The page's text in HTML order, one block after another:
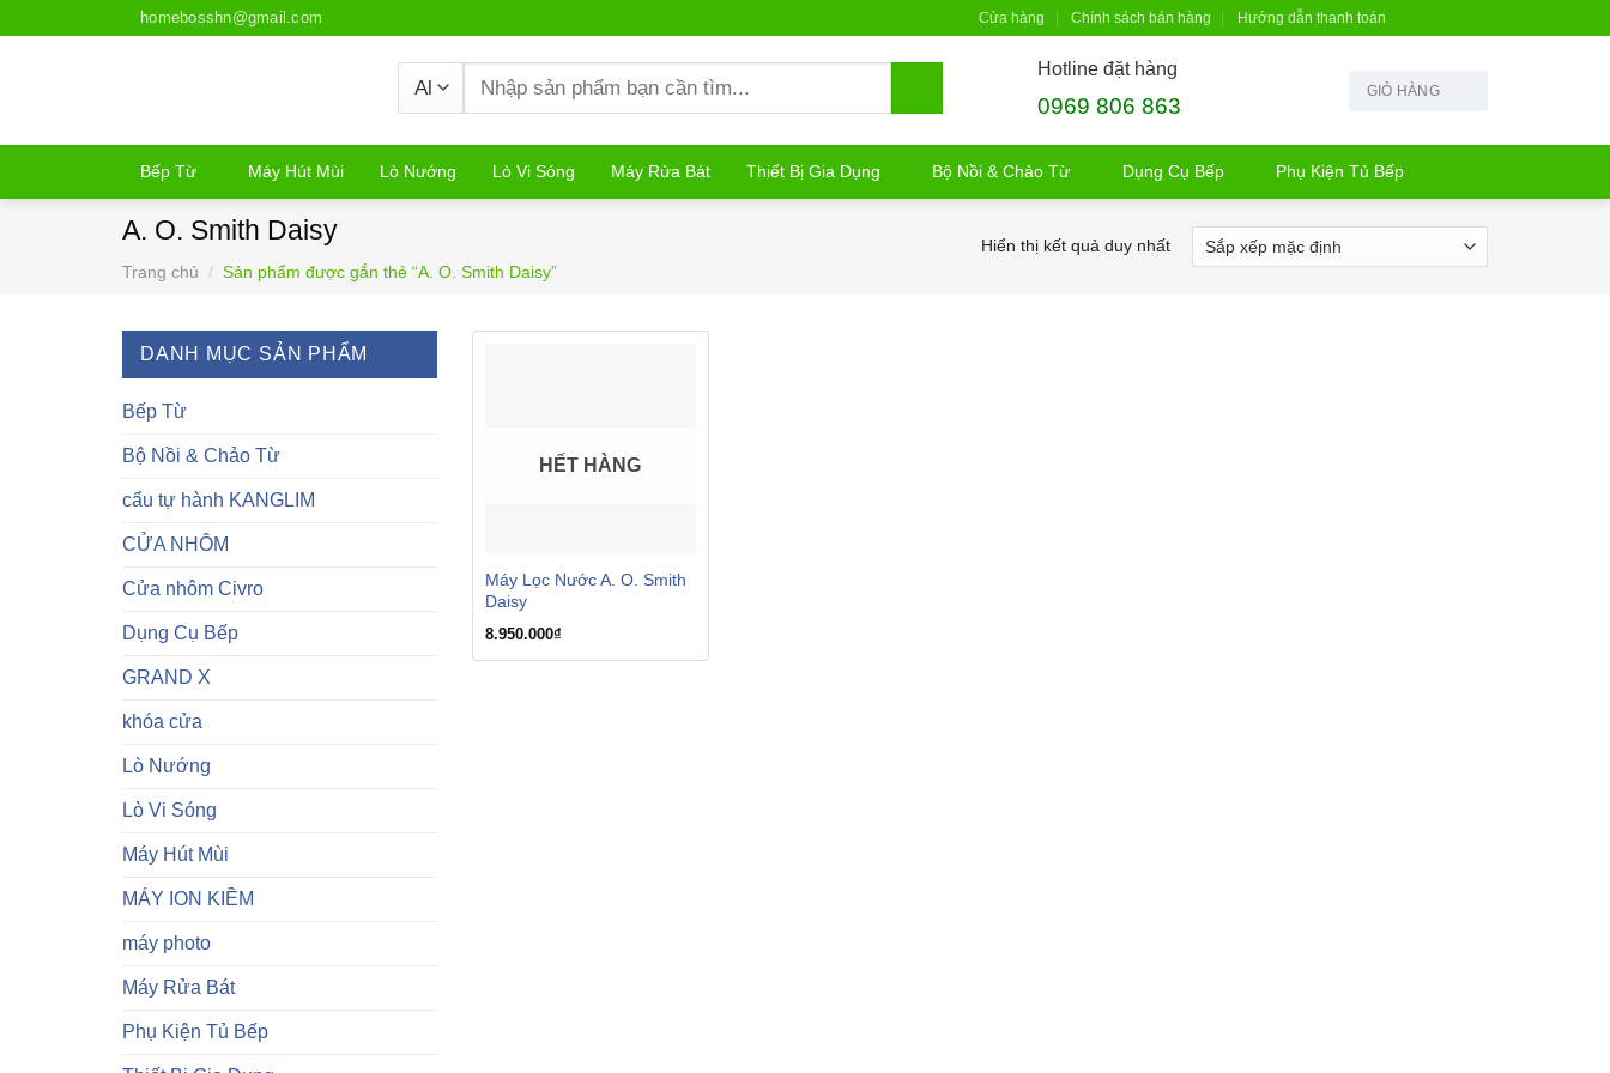
to
homebosshn@gmail.com Cửa hàng Chính sách bán hàng Hướng dẫn thanh toán
Tìm
Hotline đặt hàng
0969 806 863
GIỎ HÀNG
Bếp Từ Máy Hút Mùi Lò Nướng Lò Vi Sóng Máy Rửa Bát Thiết Bị Gia Dụng Bộ Nồi & Chảo Từ Dụng Cụ Bếp Phụ Kiện Tủ Bếp
A. O. Smith Daisy
Trang chủ / Sản phẩm được gắn thẻ “A. O. Smith Daisy”
Hiển thị kết quả duy nhất
DANH MỤC SẢN PHẨM
Bếp Từ
Bộ Nồi & Chảo Từ
cẩu tự hành KANGLIM
CỬA NHÔM
Cửa nhôm Civro
Dụng Cụ Bếp
GRAND X
khóa cửa
Lò Nướng
Lò Vi Sóng
Máy Hút Mùi
MÁY ION KIỀM
máy photo
Máy Rửa Bát
Phụ Kiện Tủ Bếp
HẾT HÀNG
Máy Lọc Nước A. O. Smith
Daisy
8.950.000₫